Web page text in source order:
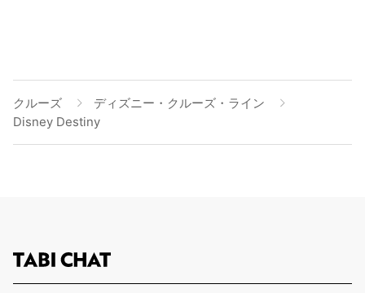
クルーズ
ディズニー・クルーズ・ライン
Disney Destiny